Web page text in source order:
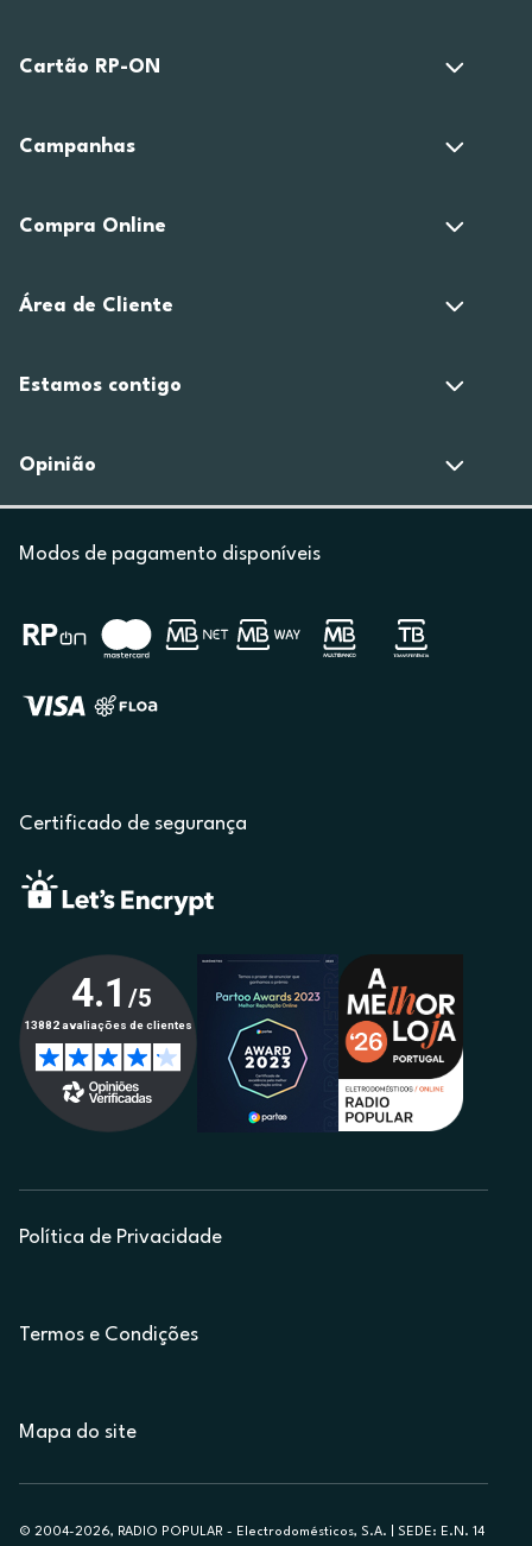
Cartão RP-ON
Campanhas
Compra Online
Área de Cliente
Estamos contigo
Opinião
Modos de pagamento disponíveis
Certificado de segurança
Política de Privacidade
Termos e Condições
Mapa do site
© 2004-2026, RADIO POPULAR - Electrodomésticos, S.A. | SEDE: E.N. 14